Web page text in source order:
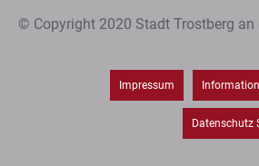
© Copyright 2020 Stadt Trostberg an
Impressum
Datenschutz